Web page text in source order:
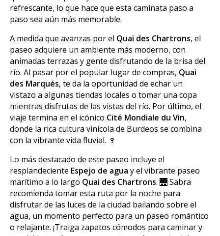
refrescante, lo que hace que esta caminata paso a
paso sea aún más memorable.
A medida que avanzas por el Quai des Chartrons, el
paseo adquiere un ambiente más moderno, con
animadas terrazas y gente disfrutando de la brisa del
río. Al pasar por el popular lugar de compras, Quai
des Marqués, te da la oportunidad de echar un
vistazo a algunas tiendas locales o tomar una copa
mientras disfrutas de las vistas del río. Por último, el
viaje termina en el icónico Cité Mondiale du Vin,
donde la rica cultura vinícola de Burdeos se combina
con la vibrante vida fluvial. 🍷
Lo más destacado de este paseo incluye el
resplandeciente Espejo de agua y el vibrante paseo
marítimo a lo largo Quai des Chartrons. 🌉 Sabra
recomienda tomar esta ruta por la noche para
disfrutar de las luces de la ciudad bailando sobre el
agua, un momento perfecto para un paseo romántico
o relajante. ¡Traiga zapatos cómodos para caminar y